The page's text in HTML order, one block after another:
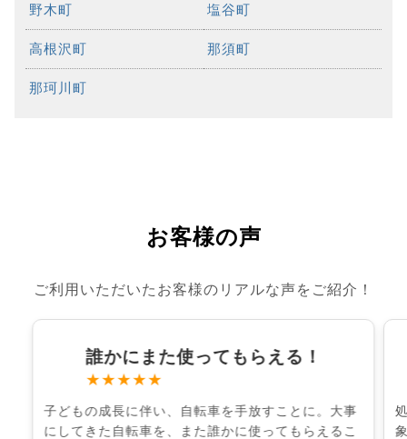
野木町 塩谷町
高根沢町 那須町
那珂川町
お客様の声
ご利用いただいたお客様のリアルな声をご紹介！
誰かにまた使ってもらえる！
★★★★★
子どもの成長に伴い、自転車を手放すことに。大事
にしてきた自転車を、また誰かに使ってもらえるこ